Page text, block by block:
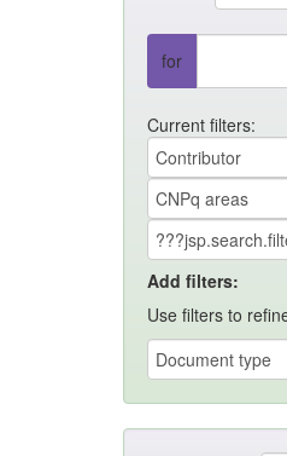
for
Current filters:
Add filters:
Use filters to